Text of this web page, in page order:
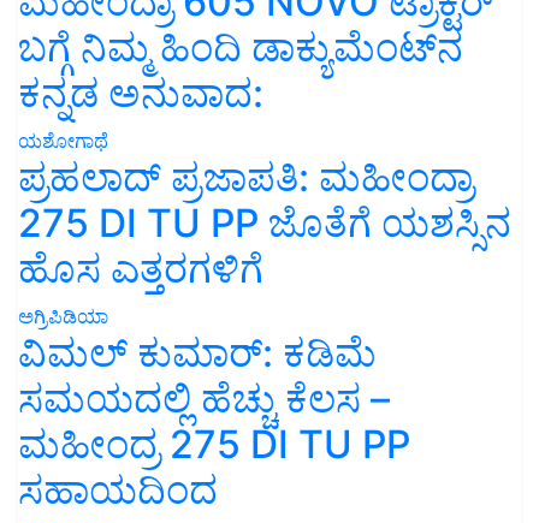
ಬಗ್ಗೆ ನಿಮ್ಮ ಹಿಂದಿ ಡಾಕ್ಯುಮೆಂಟ್‌ನ
ಕನ್ನಡ ಅನುವಾದ:
ಯಶೋಗಾಥೆ
ಪ್ರಹಲಾದ್ ಪ್ರಜಾಪತಿ: ಮಹೀಂದ್ರಾ
275 DI TU PP ಜೊತೆಗೆ ಯಶಸ್ಸಿನ
ಹೊಸ ಎತ್ತರಗಳಿಗೆ
ಅಗ್ರಿಪಿಡಿಯಾ
ವಿಮಲ್ ಕುಮಾರ್: ಕಡಿಮೆ
ಸಮಯದಲ್ಲಿ ಹೆಚ್ಚು ಕೆಲಸ –
ಮಹೀಂದ್ರ 275 DI TU PP
ಸಹಾಯದಿಂದ